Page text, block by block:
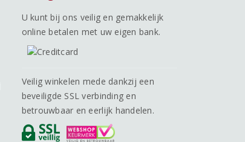
U kunt bij ons veilig en gemakkelijk
online betalen met uw eigen bank.
Veilig winkelen mede dankzij een
beveiligde SSL verbinding en
betrouwbaar en eerlijk handelen.